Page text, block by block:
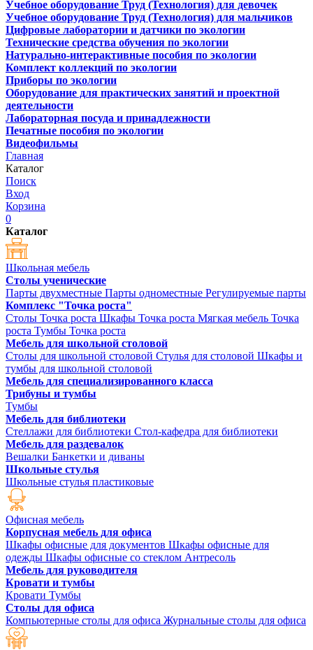
Учебное оборудование Труд (Технология) для девочек
Учебное оборудование Труд (Технология) для мальчиков
Цифровые лаборатории и датчики по экологии
Технические средства обучения по экологии
Натурально-интерактивные пособия по экологии
Комплект коллекций по экологии
Приборы по экологии
Оборудование для практических занятий и проектной
деятельности
Лабораторная посуда и принадлежности
Печатные пособия по экологии
Видеофильмы
Главная
Каталог
Поиск
Вход
Корзина
0
Каталог
Школьная мебель
Столы ученические
Парты двухместные Парты одноместные Регулируемые парты
Комплекс "Точка роста"
Столы Точка роста Шкафы Точка роста Мягкая мебель Точка
роста Тумбы Точка роста
Мебель для школьной столовой
Столы для школьной столовой Стулья для столовой Шкафы и
тумбы для школьной столовой
Мебель для специализированного класса
Трибуны и тумбы
Тумбы
Мебель для библиотеки
Стеллажи для библиотеки Стол-кафедра для библиотеки
Мебель для раздевалок
Вешалки Банкетки и диваны
Школьные стулья
Школьные стулья пластиковые
Офисная мебель
Корпусная мебель для офиса
Шкафы офисные для документов Шкафы офисные для
одежды Шкафы офисные со стеклом Антресоль
Мебель для руководителя
Кровати и тумбы
Кровати Тумбы
Столы для офиса
Компьютерные столы для офиса Журнальные столы для офиса